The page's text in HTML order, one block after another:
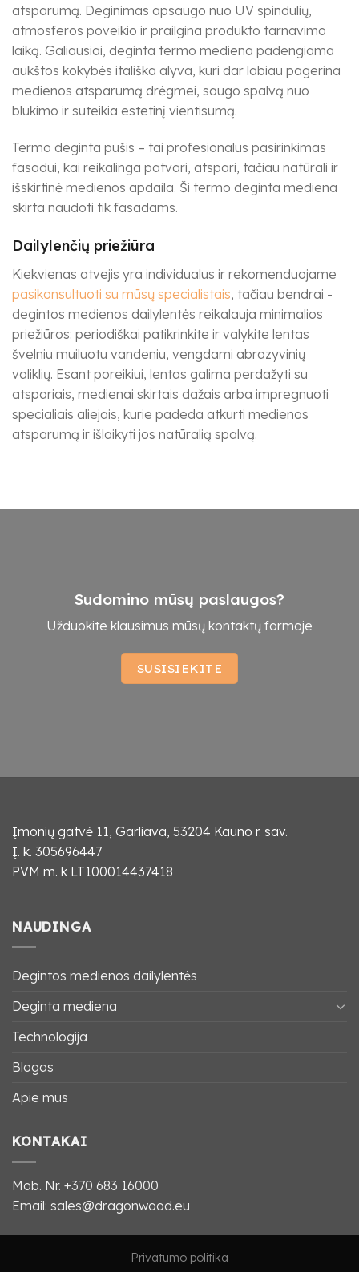
atsparumą. Deginimas apsaugo nuo UV spindulių,
atmosferos poveikio ir prailgina produkto tarnavimo
laiką. Galiausiai, deginta termo mediena padengiama
aukštos kokybės itališka alyva, kuri dar labiau pagerina
medienos atsparumą drėgmei, saugo spalvą nuo
blukimo ir suteikia estetinį vientisumą.
Termo deginta pušis – tai profesionalus pasirinkimas
fasadui, kai reikalinga patvari, atspari, tačiau natūrali ir
išskirtinė medienos apdaila. Ši termo deginta mediena
skirta naudoti tik fasadams.
Dailylenčių priežiūra
Kiekvienas atvejis yra individualus ir rekomenduojame
pasikonsultuoti su mūsų specialistais, tačiau bendrai -
degintos medienos dailylentės reikalauja minimalios
priežiūros: periodiškai patikrinkite ir valykite lentas
švelniu muiluotu vandeniu, vengdami abrazyvinių
valiklių. Esant poreikiui, lentas galima perdažyti su
atspariais, medienai skirtais dažais arba impregnuoti
specialiais aliejais, kurie padeda atkurti medienos
atsparumą ir išlaikyti jos natūralią spalvą.
Sudomino mūsų paslaugos?
Užduokite klausimus mūsų kontaktų formoje
SUSISIEKITE
Įmonių gatvė 11, Garliava, 53204 Kauno r. sav.
Į. k. 305696447
PVM m. k LT100014437418
NAUDINGA
Degintos medienos dailylentės
Deginta mediena
Technologija
Blogas
Apie mus
KONTAKAI
Mob. Nr. +370 683 16000
Email: sales@dragonwood.eu
Privatumo politika